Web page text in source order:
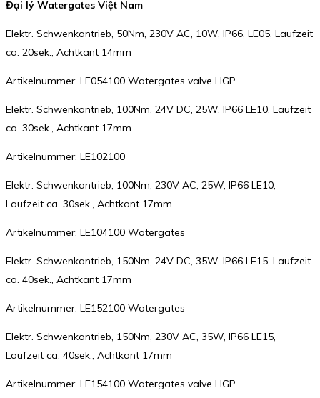
Đại lý Watergates Việt Nam
Elektr. Schwenkantrieb, 50Nm, 230V AC, 10W, IP66, LE05, Laufzeit
ca. 20sek., Achtkant 14mm
Artikelnummer: LE054100 Watergates valve HGP
Elektr. Schwenkantrieb, 100Nm, 24V DC, 25W, IP66 LE10, Laufzeit
ca. 30sek., Achtkant 17mm
Artikelnummer: LE102100
Elektr. Schwenkantrieb, 100Nm, 230V AC, 25W, IP66 LE10,
Laufzeit ca. 30sek., Achtkant 17mm
Artikelnummer: LE104100 Watergates
Elektr. Schwenkantrieb, 150Nm, 24V DC, 35W, IP66 LE15, Laufzeit
ca. 40sek., Achtkant 17mm
Artikelnummer: LE152100 Watergates
Elektr. Schwenkantrieb, 150Nm, 230V AC, 35W, IP66 LE15,
Laufzeit ca. 40sek., Achtkant 17mm
Artikelnummer: LE154100 Watergates valve HGP